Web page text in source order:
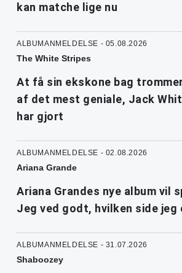
kan matche lige nu
ALBUMANMELDELSE - 05.08.2026
The White Stripes
At få sin ekskone bag
af det mest geniale, Jack
har gjort
ALBUMANMELDELSE - 02.08.2026
Ariana Grande
Ariana Grandes nye album vil
Jeg ved godt, hvilken side jeg
ALBUMANMELDELSE - 31.07.2026
Shaboozey